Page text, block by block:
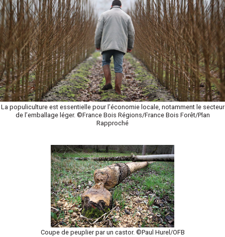
La populiculture est essentielle pour l’économie locale, notamment le secteur
de l’emballage léger. ©France Bois Régions/France Bois Forêt/Plan
Rapproché
Coupe de peuplier par un castor. ©Paul Hurel/OFB